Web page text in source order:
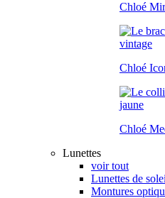
Chloé
Chloé
Chloé
Lunettes
voir tout
Lunettes de
Montures